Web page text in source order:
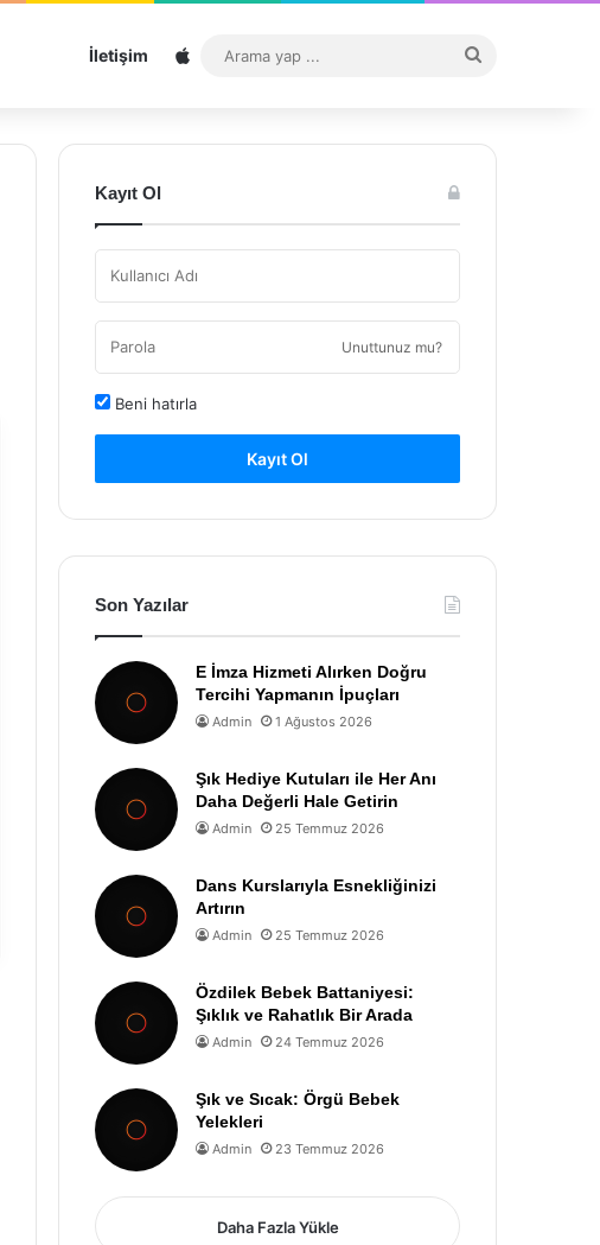
İletişim Sitemap
...
Kayıt Ol
Unuttunuz mu?
Beni hatırla
Kayıt Ol
Son Yazılar
E İmza Hizmeti Alırken Doğru
Tercihi Yapmanın İpuçları
Admin 1 Ağustos 2026
Şık Hediye Kutuları ile Her Anı
Daha Değerli Hale Getirin
Admin 25 Temmuz 2026
Dans Kurslarıyla Esnekliğinizi
Artırın
Admin 25 Temmuz 2026
Özdilek Bebek Battaniyesi:
Şıklık ve Rahatlık Bir Arada
Admin 24 Temmuz 2026
Şık ve Sıcak: Örgü Bebek
Yelekleri
Admin 23 Temmuz 2026
Daha Fazla Yükle